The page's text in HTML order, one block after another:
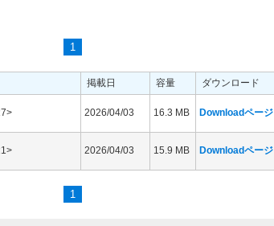
1
掲載日 容量 ダウンロード
2026/04/03 16.3 MB Downloadページ
2026/04/03 15.9 MB Downloadページ
1